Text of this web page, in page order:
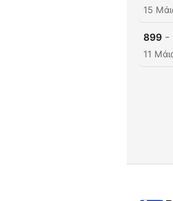
15
899 -
11